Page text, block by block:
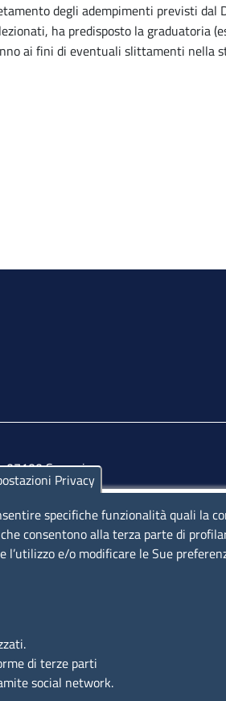
degli adempimenti previsti dal
ha predisposto la graduatoria
ai fini di eventuali slittamenti nella
07100 Sassari
079 2638810
13,00; mercoledì pomeriggio:
Privacy
specifiche funzionalità quali la
consentono alla terza parte di
e/o modificare le Sue
di terze parti
social network.